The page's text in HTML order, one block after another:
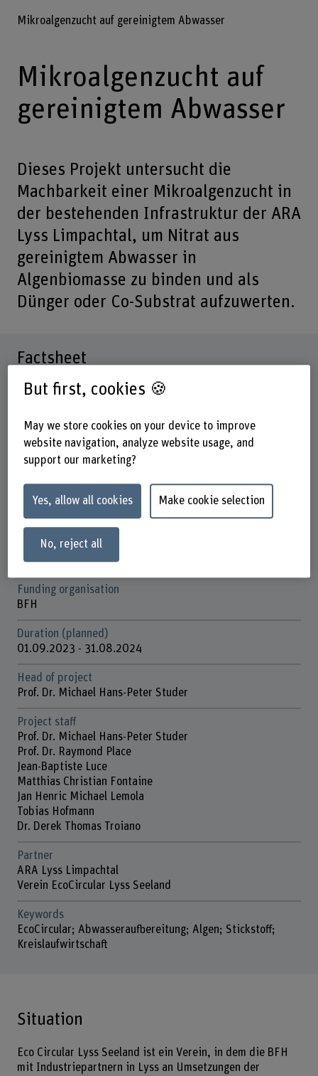
Mikroalgenzucht auf gereinigtem Abwasser
Mikroalgenzucht auf
gereinigtem Abwasser
Dieses Projekt untersucht die
Machbarkeit einer Mikroalgenzucht in
der bestehenden Infrastruktur der ARA
Lyss Limpachtal, um Nitrat aus
gereinigtem Abwasser in
Algenbiomasse zu binden und als
Dünger oder Co-Substrat aufzuwerten.
Factsheet
Schools involved
School of Engineering and Computer Science
Institute(s)
Research unit(s)
Sustainability and Circular Economy
Strategic thematic field
Thematic field "Sustainable Development"
Funding organisation
BFH
Duration (planned)
01.09.2023 - 31.08.2024
Head of project
Prof. Dr. Michael Hans-Peter Studer
Project staff
Prof. Dr. Michael Hans-Peter Studer
Prof. Dr. Raymond Place
Jean-Baptiste Luce
Matthias Christian Fontaine
Jan Henric Michael Lemola
Tobias Hofmann
Dr. Derek Thomas Troiano
Partner
ARA Lyss Limpachtal
Verein EcoCircular Lyss Seeland
Keywords
EcoCircular; Abwasseraufbereitung; Algen; Stickstoff;
Kreislaufwirtschaft
Situation
Eco Circular Lyss Seeland ist ein Verein, in dem die BFH
mit Industriepartnern in Lyss an Umsetzungen der
But first, cookies 🍪
May we store cookies on your device to improve
website navigation, analyze website usage, and
support our marketing?
Yes, allow all cookies Make cookie selection
No, reject all